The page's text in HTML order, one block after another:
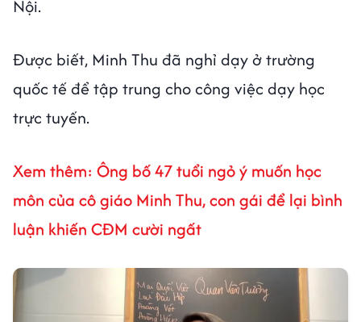
Nội.
Được biết, Minh Thu đã nghỉ dạy ở trường
quốc tế để tập trung cho công việc dạy học
trực tuyến.
Xem thêm: Ông bố 47 tuổi ngỏ ý muốn học
môn của cô giáo Minh Thu, con gái để lại bình
luận khiến CĐM cười ngất